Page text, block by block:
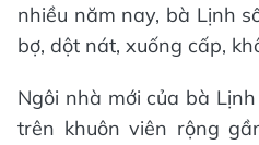
nhiều năm nay, bà Lịnh
bợ, dột nát, xuống cấp,
Ngôi nhà mới của bà
trên khuôn viên rộng